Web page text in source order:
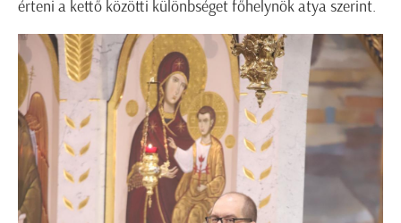
érteni a kettő közötti különbséget főhelynök atya szerint.